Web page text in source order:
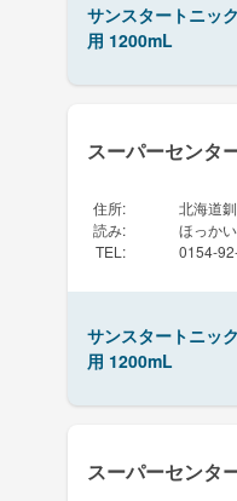
サンスタートニッ
用 1200mL
スーパーセンタ
住所:
北海道
読み:
ほっか
TEL : 0154-
サンスタートニッ
用 1200mL
スーパーセンタ